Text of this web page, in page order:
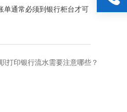
通常必须到银行柜台才可
打印银行流水需要注意哪些？